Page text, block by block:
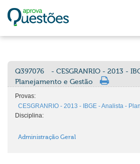
Q397076
- CESGRANRIO - 2013 -
Planejamento e Gestão
Provas:
CESGRANRIO - 2013 - IBGE - Analista -
Disciplina:
Administração Geral